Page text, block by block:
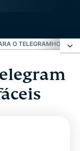
O TELEGRAMHOW TO
fáceis